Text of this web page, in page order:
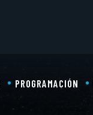
PROGRAMACIÓN